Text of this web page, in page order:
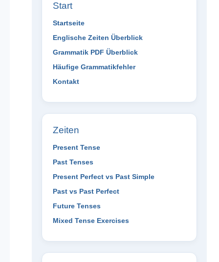
Start
Startseite
Englische Zeiten Überblick
Grammatik PDF Überblick
Häufige Grammatikfehler
Kontakt
Zeiten
Present Tense
Past Tenses
Present Perfect vs Past Simple
Past vs Past Perfect
Future Tenses
Mixed Tense Exercises